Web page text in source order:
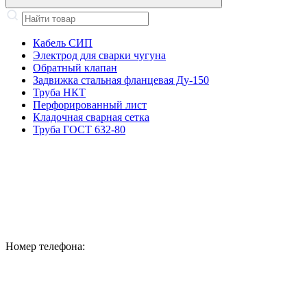
Кабель СИП
Электрод для сварки чугуна
Обратный клапан
Задвижка стальная фланцевая Ду-150
Труба НКТ
Перфорированный лист
Кладочная сварная сетка
Труба ГОСТ 632-80
Номер телефона: